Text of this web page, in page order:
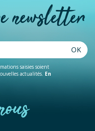
newsletter
saisies soient
actualités. En
OK